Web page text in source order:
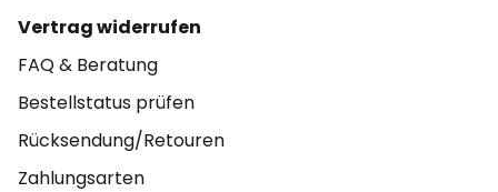
Vertrag widerrufen
FAQ & Beratung
Bestellstatus prüfen
Rücksendung/Retouren
Zahlungsarten